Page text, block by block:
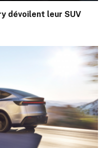
dévoilent leur SUV